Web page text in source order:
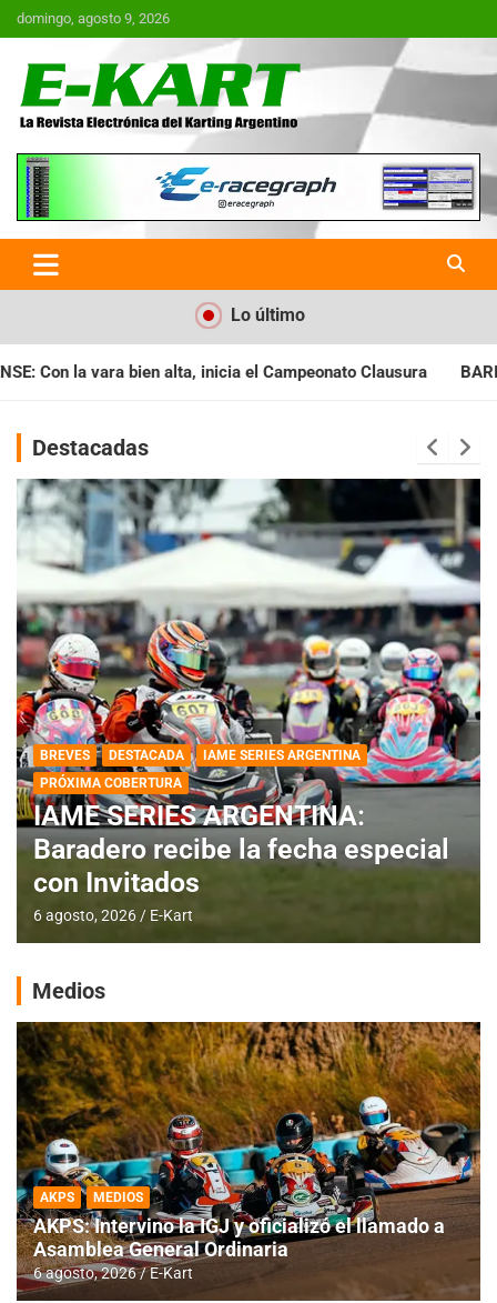
Saltar
al
domingo, agosto 9, 2026
E-Kart.com.ar | La Revista
Electrónica del Karting en
Argentina
Lo último
Clausura BARILOCHENSE: Preparan una jornada a
Destacadas
BREVES DESTACADA
IAME SERIES ARGENTINA
PRÓXIMA COBERTURA
IAME SERIES ARGENTINA:
Baradero recibe la fecha especial
con Invitados
6 agosto, 2026 E-Kart
Medios
AKPS MEDIOS
AKPS: Intervino la IGJ y oficializó el llamado a
Asamblea General Ordinaria
6 agosto, 2026 E-Kart